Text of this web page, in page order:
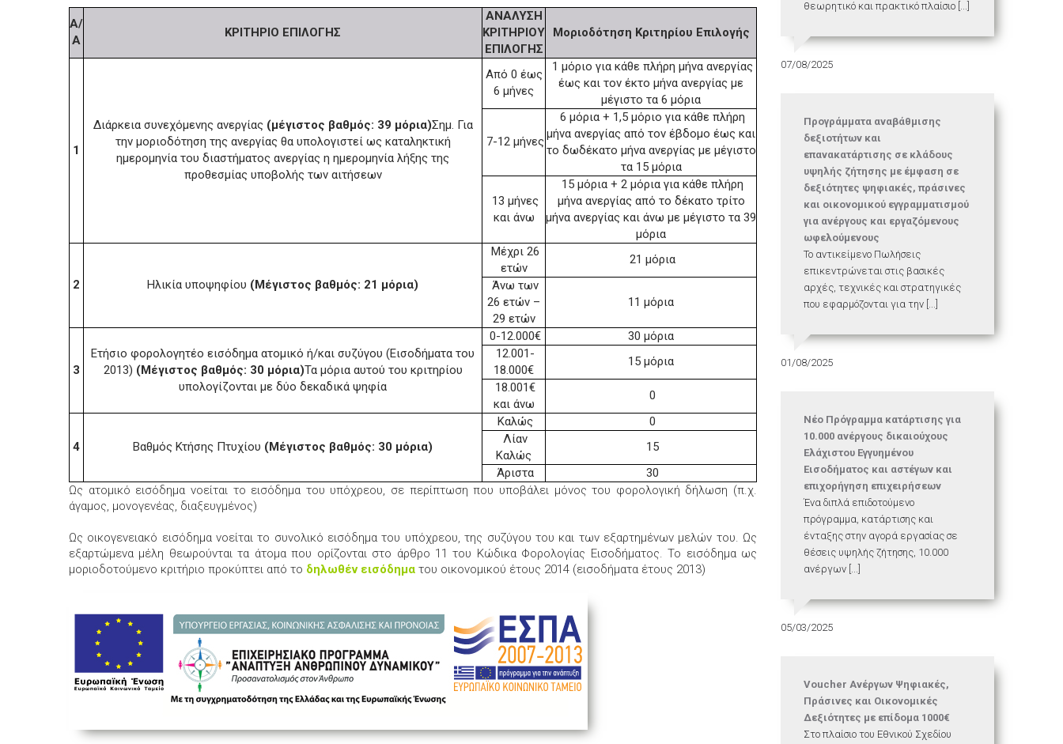
Α/
Α
ΚΡΙΤΗΡΙΟ ΕΠΙΛΟΓΗΣ
ΑΝΑΛΥΣΗ
ΚΡΙΤΗΡΙΟΥ
ΕΠΙΛΟΓΗΣ
Μοριοδότηση Κριτηρίου Επιλογής
1
Διάρκεια συνεχόμενης ανεργίας (μέγιστος βαθμός: 39 μόρια)Σημ. Για
την μοριοδότηση της ανεργίας θα υπολογιστεί ως καταληκτική
ημερομηνία του διαστήματος ανεργίας η ημερομηνία λήξης της
προθεσμίας υποβολής των αιτήσεων
Από 0 έως
6 μήνες
1 μόριο για κάθε πλήρη μήνα ανεργίας
έως και τον έκτο μήνα ανεργίας με
μέγιστο τα 6 μόρια
7-12 μήνες
6 μόρια + 1,5 μόριο για κάθε πλήρη
μήνα ανεργίας από τον έβδομο έως και
το δωδέκατο μήνα ανεργίας με μέγιστο
τα 15 μόρια
13 μήνες
και άνω
15 μόρια + 2 μόρια για κάθε πλήρη
μήνα ανεργίας από το δέκατο τρίτο
μήνα ανεργίας και άνω με μέγιστο τα 39
μόρια
2 Ηλικία υποψηφίου (Μέγιστος βαθμός: 21 μόρια)
Μέχρι 26
ετών
21 μόρια
Άνω των
26 ετών –
29 ετών
11 μόρια
3
Ετήσιο φορολογητέο εισόδημα ατομικό ή/και συζύγου (Εισοδήματα του
2013) (Μέγιστος βαθμός: 30 μόρια)Τα μόρια αυτού του κριτηρίου
υπολογίζονται με δύο δεκαδικά ψηφία
0-12.000€
30 μόρια
12.001-
18.000€
15 μόρια
18.001€
και άνω
0
4 Βαθμός Κτήσης Πτυχίου (Μέγιστος βαθμός: 30 μόρια)
Καλώς
0
Λίαν
Καλώς
15
Άριστα
30
Ως ατομικό εισόδημα νοείται το εισόδημα του υπόχρεου, σε περίπτωση που υποβάλει μόνος του φορολογική δήλωση (π.χ.
άγαμος, μονογενέας, διαξευγμένος)
Ως οικογενειακό εισόδημα νοείται το συνολικό εισόδημα του υπόχρεου, της συζύγου του και των εξαρτημένων μελών του. Ως
εξαρτώμενα μέλη θεωρούνται τα άτομα που ορίζονται στο άρθρο 11 του Κώδικα Φορολογίας Εισοδήματος. Το εισόδημα ως
μοριοδοτούμενο κριτήριο προκύπτει από το δηλωθέν εισόδημα του οικονομικού έτους 2014 (εισοδήματα έτους 2013)
θεωρητικό και πρακτικό πλαίσιο [...]
07/08/2025
Προγράμματα αναβάθμισης
δεξιοτήτων και
επανακατάρτισης σε κλάδους
υψηλής ζήτησης με έμφαση σε
δεξιότητες ψηφιακές, πράσινες
και οικονομικού εγγραμματισμού
για ανέργους και εργαζόμενους
ωφελούμενους
Το αντικείμενο Πωλήσεις
επικεντρώνεται στις βασικές
αρχές, τεχνικές και στρατηγικές
που εφαρμόζονται για την [...]
01/08/2025
Νέο Πρόγραμμα κατάρτισης για
10.000 ανέργους δικαιούχους
Ελάχιστου Εγγυημένου
Εισοδήματος και αστέγων και
επιχορήγηση επιχειρήσεων
Ένα διπλά επιδοτούμενο
πρόγραμμα, κατάρτισης και
ένταξης στην αγορά εργασίας σε
θέσεις υψηλής ζήτησης, 10.000
ανέργων [...]
05/03/2025
Voucher Ανέργων Ψηφιακές,
Πράσινες και Οικονομικές
Δεξιότητες με επίδομα 1000€
Στο πλαίσιο του Εθνικού Σχεδίου